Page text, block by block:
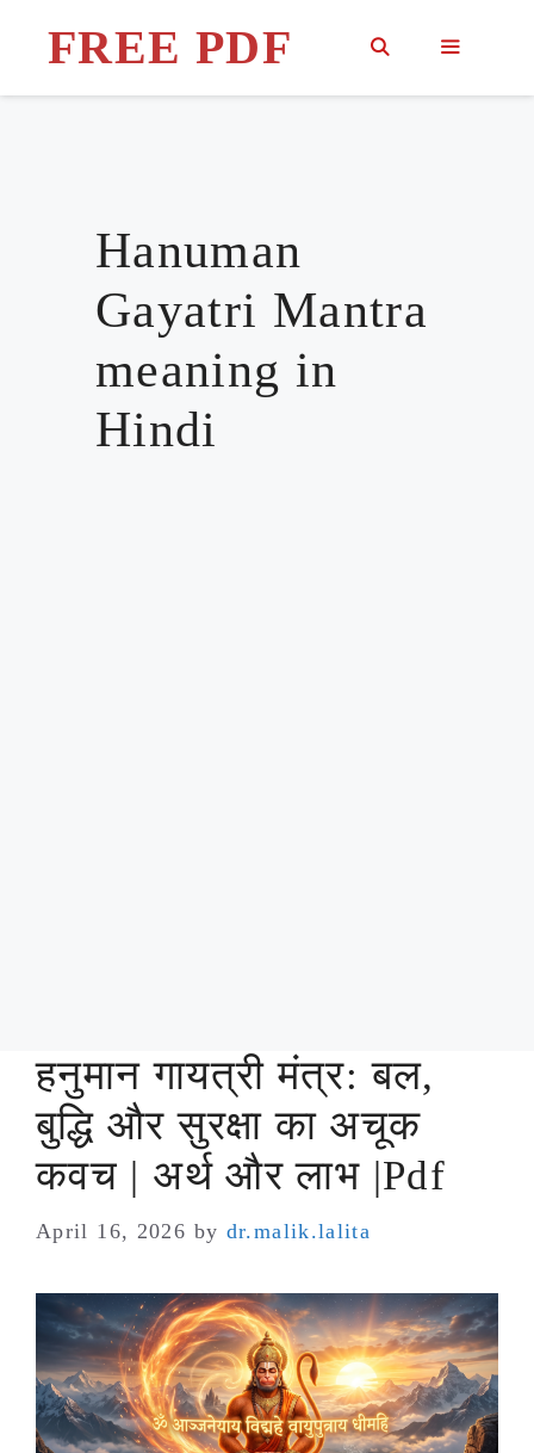
FREE PDF
Hanuman
Gayatri Mantra
meaning in
Hindi
हनुमान गायत्री मंत्र: बल,
बुद्धि और सुरक्षा का अचूक
कवच | अर्थ और लाभ |Pdf
April 16, 2026 by dr.malik.lalita